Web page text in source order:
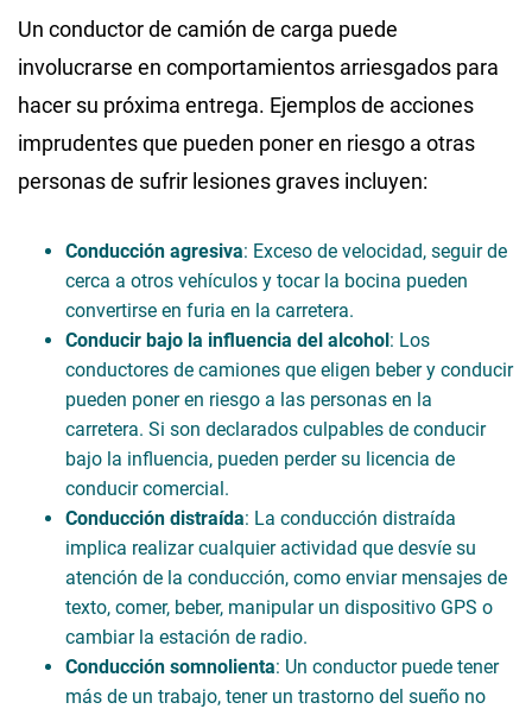
Un conductor de camión de carga puede
involucrarse en comportamientos arriesgados para
hacer su próxima entrega. Ejemplos de acciones
imprudentes que pueden poner en riesgo a otras
personas de sufrir lesiones graves incluyen:
Conducción agresiva: Exceso de velocidad, seguir de
cerca a otros vehículos y tocar la bocina pueden
convertirse en furia en la carretera.
Conducir bajo la influencia del alcohol: Los
conductores de camiones que eligen beber y conducir
pueden poner en riesgo a las personas en la
carretera. Si son declarados culpables de conducir
bajo la influencia, pueden perder su licencia de
conducir comercial.
Conducción distraída: La conducción distraída
implica realizar cualquier actividad que desvíe su
atención de la conducción, como enviar mensajes de
texto, comer, beber, manipular un dispositivo GPS o
cambiar la estación de radio.
Conducción somnolienta: Un conductor puede tener
más de un trabajo, tener un trastorno del sueño no